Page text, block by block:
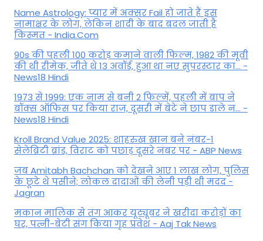
Name Astrology: प्यार में अक्सर Fail हो जाते हैं इस
नामाक्षर के लोग, लेकिन शादी के बाद बदल जाती है
किस्मत - India.Com
90s की पहली 100 करोड़ कमाने वाली फिल्म, 1982 की मूवी
की थी रीमेक, जीते थे 13 अवॉर्ड, हुआ था नए सुपरस्टार का... -
News18 Hindi
1973 से 1999: एक नाम से बनी 2 फिल्में, पहली में बाप ने
बॉक्स ऑफिस पर किया राज, दूसरी में बेटे ने छाप डाले न... -
News18 Hindi
Kroll Brand Value 2025: शाहरुख खान बने नंबर-1
सेलेब्रिटी ब्रांड, विराट को पछाड़ दूसरे नंबर पर - ABP News
जब Amitabh Bachchan को देखने आए 1 लाख लोग, पुलिस
के छूटे थे पसीने; लोकल दादाओं की लेनी पड़ी थी मदद -
Jagran
मकान मालिक से तंग आकर यूट्यूबर ने खरीदा करोड़ों का
घर, पत्नी-बेटी संग किया गृह प्रवेश - Aaj Tak News